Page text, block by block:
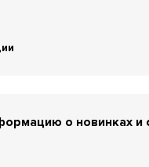
о новинках и